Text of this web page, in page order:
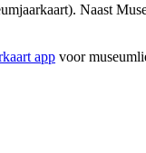
Naast
app voor